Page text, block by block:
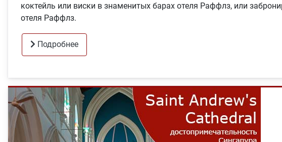
коктейль или виски в знаменитых барах отеля Раффлз, или
отеля Раффлз.
Подробнее